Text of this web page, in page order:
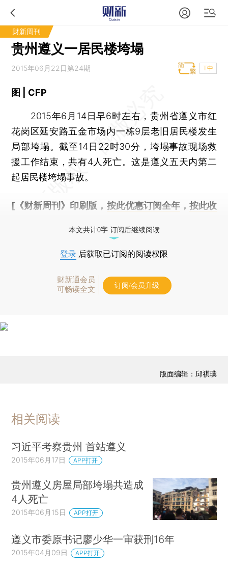
财新周刊
贵州遵义一居民楼垮塌
2015年06月22日第24期 T中
图 | CFP
2015年6月14日早6时左右，贵州省遵义市红
花岗区延安路五金市场内一栋9层老旧居民楼发生
局部垮塌。截至14日22时30分，垮塌事故现场救
援工作结束，共有4人死亡。这是遵义五天内第二
起居民楼垮塌事故。
[《财新周刊》印刷版， 按此优惠订阅全年， 按此收
本文共计0字 订阅后继续阅读
登录 后获取已订阅的阅读权限
财新通会员
可畅读全文
订阅/会员升级
版面编辑：邱祺璞
相关阅读
习近平考察贵州 首站遵义
2015年06月17日 APP打开
贵州遵义房屋局部垮塌共造成
4人死亡
2015年06月15日 APP打开
遵义市委原书记廖少华一审获刑16年
2015年04月09日 APP打开